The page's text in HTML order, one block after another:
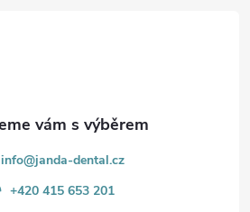
info@janda-dental.cz
+420 415 653 201